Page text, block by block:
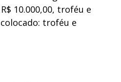
10.000,00, troféu e
troféu e